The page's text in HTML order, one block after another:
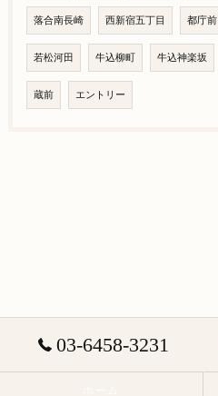
落合南長崎 西新宿五丁目 都庁前
若松河田 牛込柳町 牛込神楽坂
蔵前 エントリー
03-6458-3231